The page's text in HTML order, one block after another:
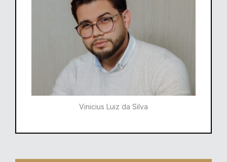
Vinicius Luiz da Silva